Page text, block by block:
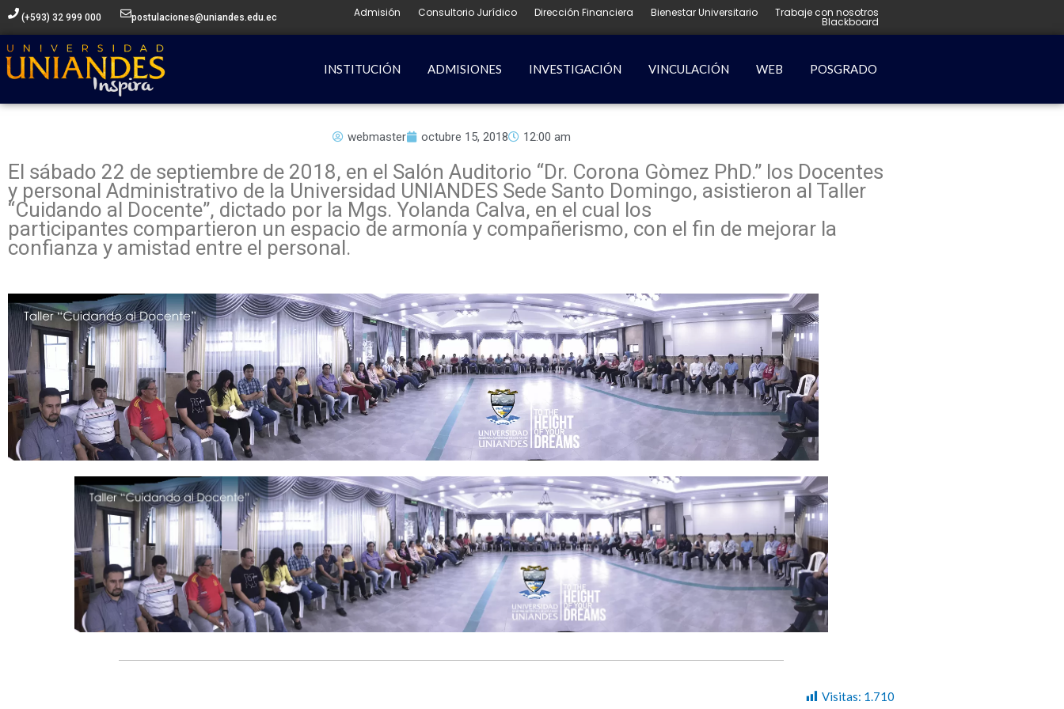
contenido
(+593) 32 999 000 postulaciones@uniandes.edu.ec Admisión Consultorio Jurídico Dirección Financiera Bienestar Universitario Trabaje con nosotros
Blackboard
INSTITUCIÓN ADMISIONES INVESTIGACIÓN VINCULACIÓN WEB POSGRADO
webmaster octubre 15, 2018 12:00 am
El sábado 22 de septiembre de 2018, en el Salón Auditorio “Dr. Corona Gòmez PhD.” los Docentes
y personal Administrativo de la Universidad UNIANDES Sede Santo Domingo, asistieron al Taller
“Cuidando al Docente”, dictado por la Mgs. Yolanda Calva, en el cual los
participantes compartieron un espacio de armonía y compañerismo, con el fin de mejorar la
confianza y amistad entre el personal.
Visitas: 1.710